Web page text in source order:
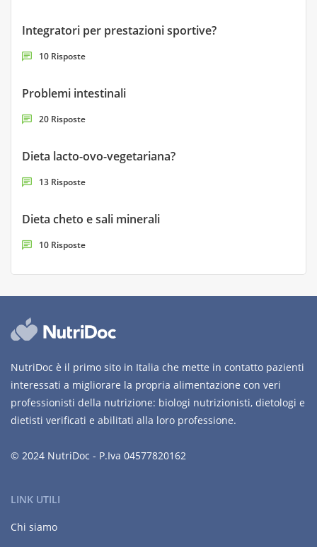
Integratori per prestazioni sportive?
10 Risposte
Problemi intestinali
20 Risposte
Dieta lacto-ovo-vegetariana?
13 Risposte
Dieta cheto e sali minerali
10 Risposte
NutriDoc è il primo sito in Italia che mette in contatto pazienti
interessati a migliorare la propria alimentazione con veri
professionisti della nutrizione: biologi nutrizionisti, dietologi e
dietisti verificati e abilitati alla loro professione.
© 2024 NutriDoc - P.Iva 04577820162
LINK UTILI
Chi siamo